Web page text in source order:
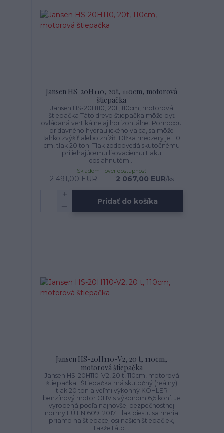
Jansen HS-20H110, 20t, 110cm, motorová
štiepačka
Jansen HS-20H110, 20t, 110cm, motorová
štiepačka Táto drevo štiepačka môže byť
ovládaná vertikálne aj horizontálne. Pomocou
prídavného hydraulického valca, sa môže
ľahko zvýšiť alebo znížiť. Dĺžka medzery je 110
cm, tlak 20 ton. Tlak zodpovedá skutočnému
priliehajúcemu lisovaciemu tlaku
dosiahnutém...
2 491,00 EUR 2 067,00 EUR/ks
Skladom - over dostupnosť
Pridať do košíka
Jansen HS-20H110-V2, 20 t, 110cm,
motorová štiepačka
Jansen HS-20H110-V2, 20 t, 110cm, motorová
štiepačka Štiepačka má skutočný (reálny)
tlak 20 ton a veľmi výkonný KOHLER
benzínový motor OHV s výkonom 6,5 koní. Je
vyrobená podľa najnovšej bezpečnostnej
normy EÚ EN 609: 2017. Tlak piestu sa meria
priamo na štiepacej osi našich štiepačiek,
takže táto...